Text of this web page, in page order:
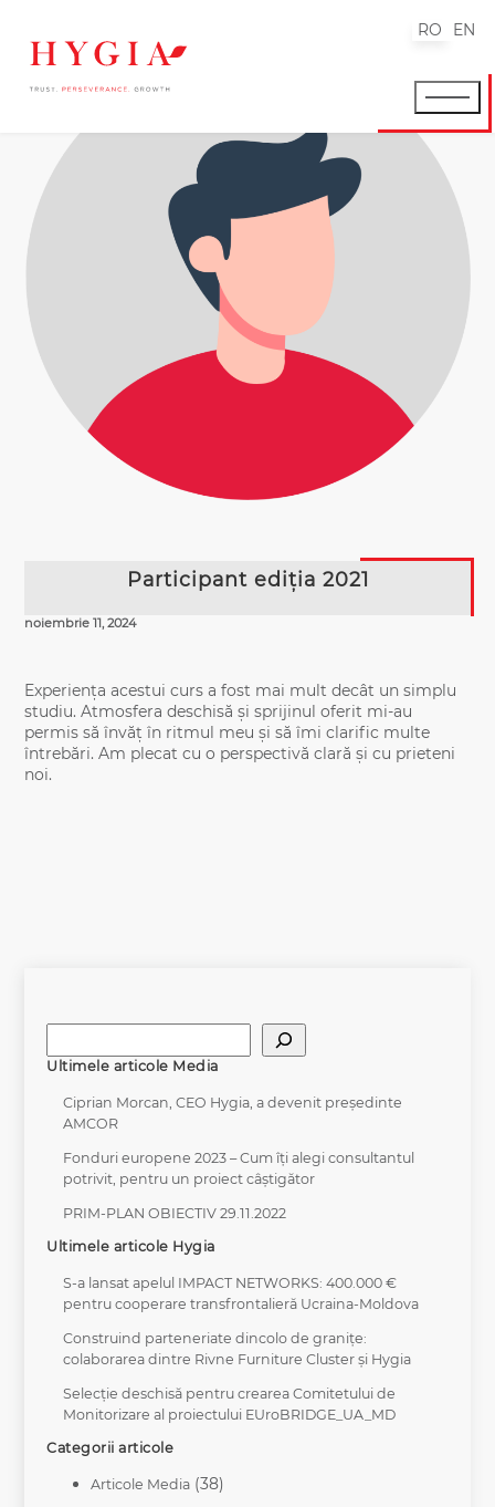
RO EN
Participant ediția 2021
noiembrie 11, 2024
Experiența acestui curs a fost mai mult decât un simplu
studiu. Atmosfera deschisă și sprijinul oferit mi-au
permis să învăț în ritmul meu și să îmi clarific multe
întrebări. Am plecat cu o perspectivă clară și cu prieteni
noi.
Ultimele articole Media
Ciprian Morcan, CEO Hygia, a devenit președinte
AMCOR
Fonduri europene 2023 – Cum îți alegi consultantul
potrivit, pentru un proiect câștigător
PRIM-PLAN OBIECTIV 29.11.2022
Ultimele articole Hygia
S-a lansat apelul IMPACT NETWORKS: 400.000 €
pentru cooperare transfrontalieră Ucraina-Moldova
Construind parteneriate dincolo de granițe:
colaborarea dintre Rivne Furniture Cluster și Hygia
Selecție deschisă pentru crearea Comitetului de
Monitorizare al proiectului EUroBRIDGE_UA_MD
Categorii articole
Articole Media (38)